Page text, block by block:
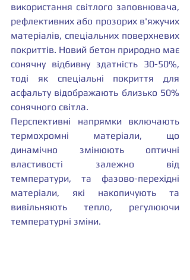
використання світлого заповнювача,
рефлективних або прозорих в'яжучих
матеріалів, спеціальних поверхневих
покриттів. Новий бетон природно має
сонячну відбивну здатність 30-50%,
тоді як спеціальні покриття для
асфальту відображають близько 50%
сонячного світла.
Перспективні напрямки включають
термохромні матеріали, що
динамічно змінюють оптичні
властивості залежно від
температури, та фазово-перехідні
матеріали, які накопичують та
вивільняють тепло, регулюючи
температурні зміни.